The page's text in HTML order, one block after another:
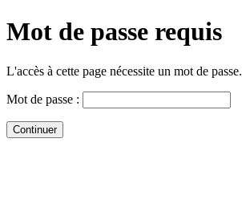
Mot de passe requis
L'accès à cette page nécessite un mot de passe.
Mot de passe :